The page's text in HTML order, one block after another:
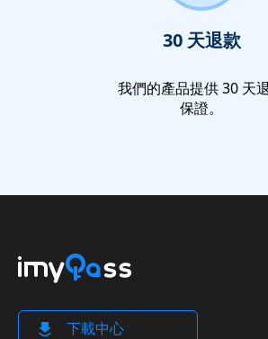
30 天退款
我們的產品提供 30 天
保證。
下載中心